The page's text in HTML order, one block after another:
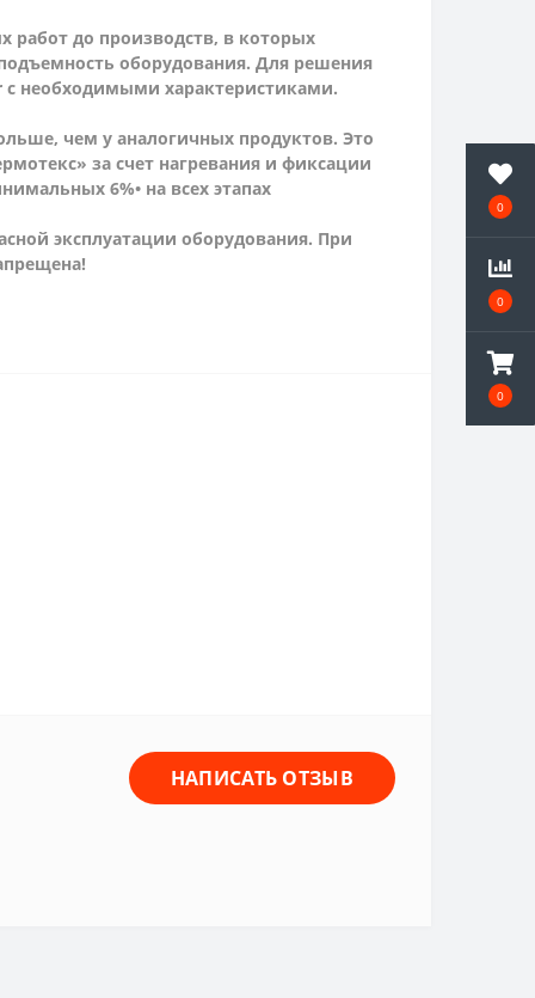
0
0
0
до производств, в которых
оборудования. Для решения
с необходимыми характеристиками.
чем у аналогичных продуктов. Это
за счет нагревания и фиксации
6%• на всех этапах
эксплуатации оборудования. При
НАПИСАТЬ ОТЗЫВ